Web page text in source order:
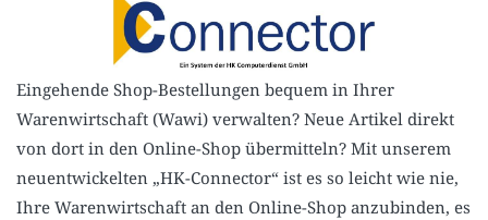
Eingehende Shop-Bestellungen bequem in Ihrer
Warenwirtschaft (Wawi) verwalten? Neue Artikel direkt
von dort in den Online-Shop übermitteln? Mit unserem
neuentwickelten „HK-Connector“ ist es so leicht wie nie,
Ihre Warenwirtschaft an den Online-Shop anzubinden, es